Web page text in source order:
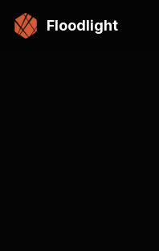
メインコンテンツにスキップ
Floodlight